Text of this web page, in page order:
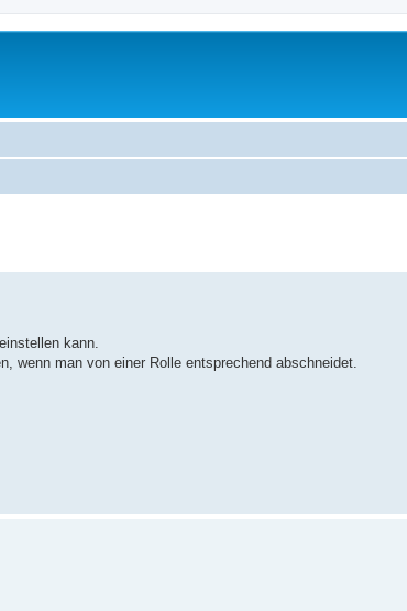
kann.
wenn man von einer Rolle entsprechend abschneidet.